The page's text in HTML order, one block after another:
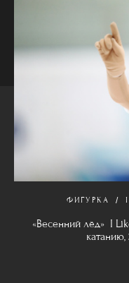
ФИГУРКА
«Весенний лёд» I
катанию,